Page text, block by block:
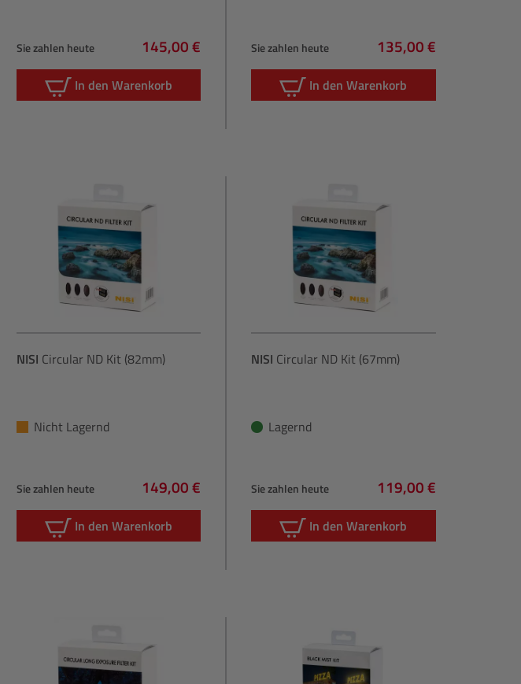
Sie zahlen heute
Regulärer Preis:
145,00 €
In den Warenkorb
Sie zahlen heute
Regulärer Preis:
135,00 €
In den Warenkorb
NISI Circular ND Kit (82mm)
Nicht Lagernd
Sie zahlen heute
Regulärer Preis:
149,00 €
In den Warenkorb
NISI Circular ND Kit (67mm)
Lagernd
Sie zahlen heute
Regulärer Preis:
119,00 €
In den Warenkorb